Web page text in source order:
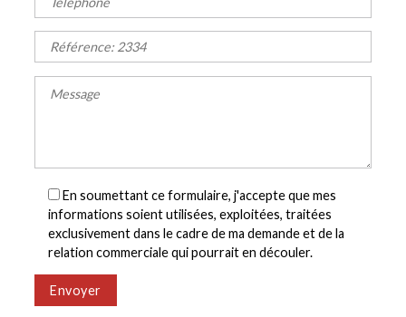
En soumettant ce formulaire, j'accepte que mes
informations soient utilisées, exploitées, traitées
exclusivement dans le cadre de ma demande et de la
relation commerciale qui pourrait en découler.
Envoyer